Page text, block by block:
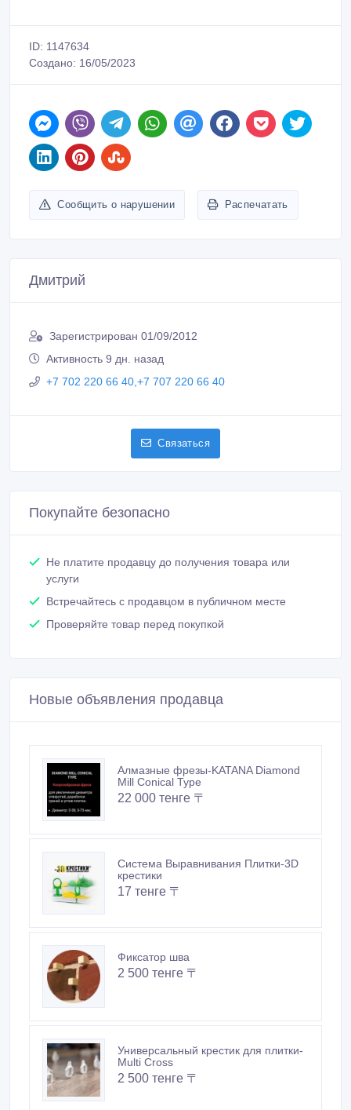
ID: 1147634
Создано: 16/05/2023
Сообщить о нарушении
Дмитрий
Зарегистрирован 01/09/2012
Активность 9 дн. назад
+7 702 220 66 40,+7 707 220 66 40
Покупайте безопасно
Не платите продавцу до получения товара или
услуги
Встречайтесь с продавцом в публичном месте
Проверяйте товар перед покупкой
Новые объявления продавца
Алмазные фрезы-KATANA Diamond
Mill Conical Type
22 000 тенге 〒
Система Выравнивания Плитки-3D
крестики
17 тенге 〒
Фиксатор шва
2 500 тенге 〒
Универсальный крестик для плитки-
Multi Cross
2 500 тенге 〒